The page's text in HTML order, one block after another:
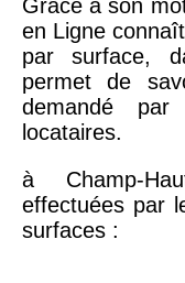
Grâce à son
en Ligne
par surface,
permet de
demandé
locataires.
à Champ-
effectuées par
surfaces :